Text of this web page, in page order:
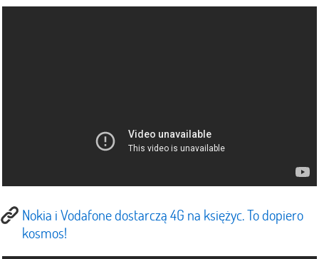
Nokia i Vodafone dostarczą 4G na księżyc. To dopiero
kosmos!